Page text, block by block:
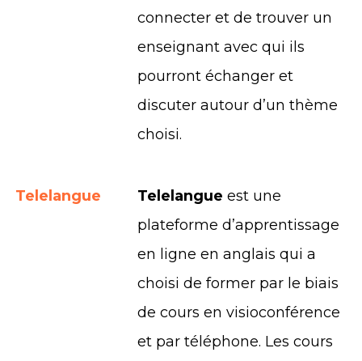
connecter et de trouver un
enseignant avec qui ils
pourront échanger et
discuter autour d’un thème
choisi.
Telelangue Telelangue est une
plateforme d’apprentissage
en ligne en anglais qui a
choisi de former par le biais
de cours en visioconférence
et par téléphone. Les cours